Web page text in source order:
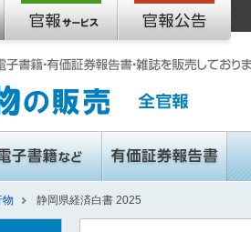
物 静岡県経済白書 2025